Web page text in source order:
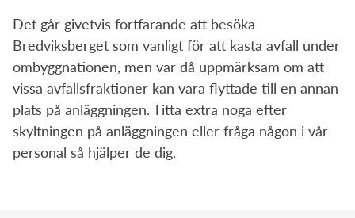
Det går givetvis fortfarande att besöka
Bredviksberget som vanligt för att kasta avfall under
ombyggnationen, men var då uppmärksam om att
vissa avfallsfraktioner kan vara flyttade till en annan
plats på anläggningen. Titta extra noga efter
skyltningen på anläggningen eller fråga någon i vår
personal så hjälper de dig.